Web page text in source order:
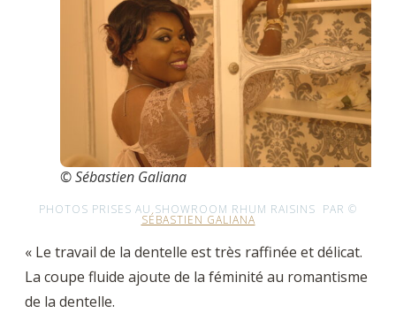
© Sébastien Galiana
PHOTOS PRISES AU SHOWROOM RHUM RAISINS PAR ©
SÉBASTIEN GALIANA
« Le travail de la dentelle est très raffinée et délicat.
La coupe fluide ajoute de la féminité au romantisme
de la dentelle.